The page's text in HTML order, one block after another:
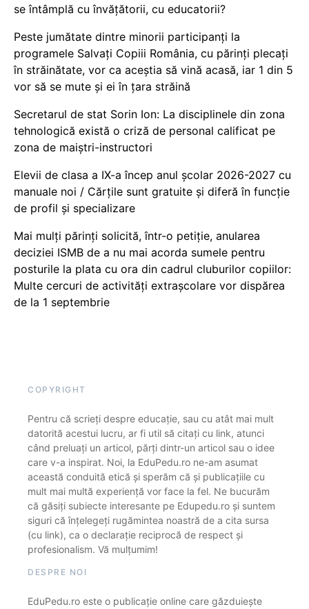
se întâmplă cu învățătorii, cu educatorii?
Peste jumătate dintre minorii participanți la
programele Salvați Copiii România, cu părinți plecați
în străinătate, vor ca aceștia să vină acasă, iar 1 din 5
vor să se mute și ei în țara străină
Secretarul de stat Sorin Ion: La disciplinele din zona
tehnologică există o criză de personal calificat pe
zona de maiștri-instructori
Elevii de clasa a IX-a încep anul școlar 2026-2027 cu
manuale noi / Cărțile sunt gratuite și diferă în funcție
de profil și specializare
Mai mulți părinți solicită, într-o petiție, anularea
deciziei ISMB de a nu mai acorda sumele pentru
posturile la plata cu ora din cadrul cluburilor copiilor:
Multe cercuri de activități extrașcolare vor dispărea
de la 1 septembrie
COPYRIGHT
Pentru că scrieți despre educație, sau cu atât mai mult
datorită acestui lucru, ar fi util să citați cu link, atunci
când preluați un articol, părți dintr-un articol sau o idee
care v-a inspirat. Noi, la EduPedu.ro ne-am asumat
această conduită etică și sperăm că și publicațiile cu
mult mai multă experiență vor face la fel. Ne bucurăm
că găsiți subiecte interesante pe Edupedu.ro și suntem
siguri că înțelegeți rugămintea noastră de a cita sursa
(cu link), ca o declarație reciprocă de respect și
profesionalism. Vă mulțumim!
DESPRE NOI
EduPedu.ro este o publicație online care găzduiește